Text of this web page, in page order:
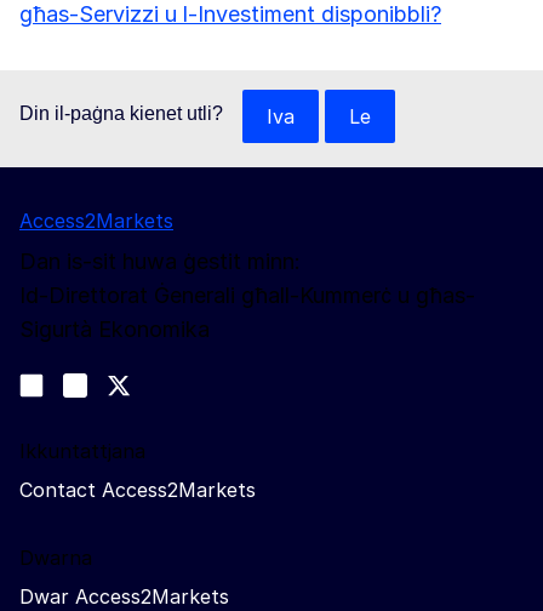
għas-Servizzi u l-Investiment disponibbli?
Din il-paġna kienet utli? Iva Le
Access2Markets
Dan is-sit huwa ġestit minn:
Id-Direttorat Ġenerali għall-Kummerċ u għas-
Sigurtà Ekonomika
Join us on LinkedIn
Trade-Off podcast
Ikkuntattjana
Contact Access2Markets
Dwarna
Dwar Access2Markets